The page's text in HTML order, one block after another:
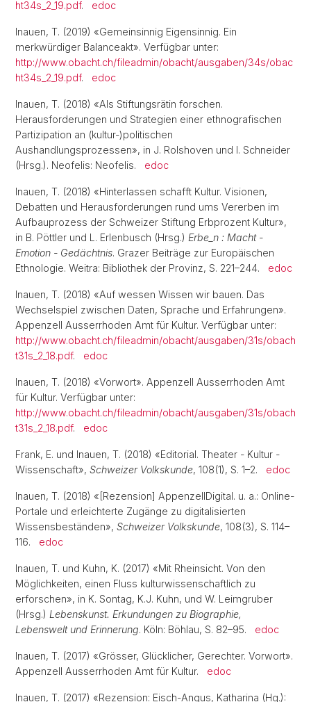
ht34s_2_19.pdf. edoc
Inauen, T. (2019) «Gemeinsinnig Eigensinnig. Ein
merkwürdiger Balanceakt». Verfügbar unter:
http://www.obacht.ch/fileadmin/obacht/ausgaben/34s/obac
ht34s_2_19.pdf. edoc
Inauen, T. (2018) «Als Stiftungsrätin forschen.
Herausforderungen und Strategien einer ethnografischen
Partizipation an (kultur-)politischen
Aushandlungsprozessen», in J. Rolshoven und I. Schneider
(Hrsg.). Neofelis: Neofelis. edoc
Inauen, T. (2018) «Hinterlassen schafft Kultur. Visionen,
Debatten und Herausforderungen rund ums Vererben im
Aufbauprozess der Schweizer Stiftung Erbprozent Kultur»,
in B. Pöttler und L. Erlenbusch (Hrsg.) Erbe_n : Macht -
Emotion - Gedächtnis. Grazer Beiträge zur Europäischen
Ethnologie. Weitra: Bibliothek der Provinz, S. 221–244. edoc
Inauen, T. (2018) «Auf wessen Wissen wir bauen. Das
Wechselspiel zwischen Daten, Sprache und Erfahrungen».
Appenzell Ausserrhoden Amt für Kultur. Verfügbar unter:
http://www.obacht.ch/fileadmin/obacht/ausgaben/31s/obach
t31s_2_18.pdf. edoc
Inauen, T. (2018) «Vorwort». Appenzell Ausserrhoden Amt
für Kultur. Verfügbar unter:
http://www.obacht.ch/fileadmin/obacht/ausgaben/31s/obach
t31s_2_18.pdf. edoc
Frank, E. und Inauen, T. (2018) «Editorial. Theater - Kultur -
Wissenschaft», Schweizer Volkskunde, 108(1), S. 1–2. edoc
Inauen, T. (2018) «[Rezension] AppenzellDigital. u. a.: Online-
Portale und erleichterte Zugänge zu digitalisierten
Wissensbeständen», Schweizer Volkskunde, 108(3), S. 114–
116. edoc
Inauen, T. und Kuhn, K. (2017) «Mit Rheinsicht. Von den
Möglichkeiten, einen Fluss kulturwissenschaftlich zu
erforschen», in K. Sontag, K.J. Kuhn, und W. Leimgruber
(Hrsg.) Lebenskunst. Erkundungen zu Biographie,
Lebenswelt und Erinnerung. Köln: Böhlau, S. 82–95. edoc
Inauen, T. (2017) «Grösser, Glücklicher, Gerechter. Vorwort».
Appenzell Ausserrhoden Amt für Kultur. edoc
Inauen, T. (2017) «Rezension: Eisch-Angus, Katharina (Hg.):